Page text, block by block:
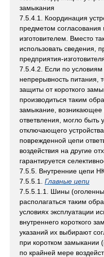
замыкания
7.5.4.1. Координация
предметом
изготовителем. Вместо
использовать сведения,
предприятия-
7.5.4.2. Если по
непрерывность питания,
защиты от короткого
производиться таким
замыкание,
ответвления, могло
отключающего
поврежденной цепи
воздействия на другие
гарантируется
7.5.5. Внутренние цепи
7.5.5.1. Главные цепи
7.5.5.1.1. Шины
располагаться таким
условиях эксплуатации
внутреннего короткого
указаний их выбирают
при коротком замыкании
по крайней мере